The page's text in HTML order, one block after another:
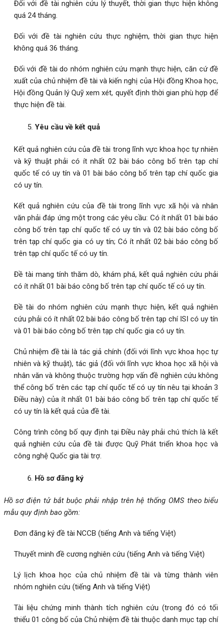
Đối với đề tài nghiên cứu lý thuyết, thời gian thực hiện không
quá 24 tháng.
Đối với đề tài nghiên cứu thực nghiệm, thời gian thực hiện
không quá 36 tháng.
Đối với đề tài do nhóm nghiên cứu mạnh thực hiện, căn cứ đề
xuất của chủ nhiệm đề tài và kiến nghị của Hội đồng Khoa học,
Hội đồng Quản lý Quỹ xem xét, quyết định thời gian phù hợp để
thực hiện đề tài.
Yêu cầu về kết quả
Kết quả nghiên cứu của đề tài trong lĩnh vực khoa học tự nhiên
và kỹ thuật phải có ít nhất 02 bài báo công bố trên tạp chí
quốc tế có uy tín và 01 bài báo công bố trên tạp chí quốc gia
có uy tín.
Kết quả nghiên cứu của đề tài trong lĩnh vực xã hội và nhân
văn phải đáp ứng một trong các yêu cầu: Có ít nhất 01 bài báo
công bố trên tạp chí quốc tế có uy tín và 02 bài báo công bố
trên tạp chí quốc gia có uy tín; Có ít nhất 02 bài báo công bố
trên tạp chí quốc tế có uy tín.
Đề tài mang tính thăm dò, khám phá, kết quả nghiên cứu phải
có ít nhất 01 bài báo công bố trên tạp chí quốc tế có uy tín.
Đề tài do nhóm nghiên cứu mạnh thực hiện, kết quả nghiên
cứu phải có ít nhất 02 bài báo công bố trên tạp chí ISI có uy tín
và 01 bài báo công bố trên tạp chí quốc gia có uy tín.
Chủ nhiệm đề tài là tác giả chính (đối với lĩnh vực khoa học tự
nhiên và kỹ thuật), tác giả (đối với lĩnh vực khoa học xã hội và
nhân văn và không thuộc trường hợp vấn đề nghiên cứu không
thể công bố trên các tạp chí quốc tế có uy tín nêu tại khoản 3
Điều này) của ít nhất 01 bài báo công bố trên tạp chí quốc tế
có uy tín là kết quả của đề tài.
Công trình công bố quy định tại Điều này phải chú thích là kết
quả nghiên cứu của đề tài được Quỹ Phát triển khoa học và
công nghệ Quốc gia tài trợ.
Hồ sơ đăng ký
Hồ sơ điện tử bắt buộc phải nhập trên hệ thống OMS theo biểu
mẫu quy định bao gồm:
Đơn đăng ký đề tài NCCB (tiếng Anh và tiếng Việt)
Thuyết minh đề cương nghiên cứu (tiếng Anh và tiếng Việt)
Lý lịch khoa học của chủ nhiệm đề tài và từng thành viên
nhóm nghiên cứu (tiếng Anh và tiếng Việt)
Tài liệu chứng minh thành tích nghiên cứu (trong đó có tối
thiểu 01 công bố của Chủ nhiệm đề tài thuộc danh mục tạp chí